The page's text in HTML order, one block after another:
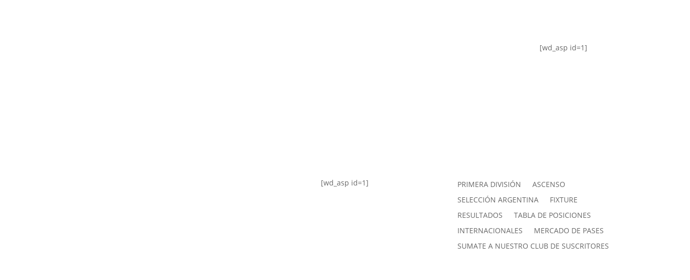
[wd_asp id=1]
[wd_asp id=1] PRIMERA DIVISIÓN
ASCENSO
SELECCIÓN ARGENTINA
FIXTURE
RESULTADOS
TABLA DE POSICIONES
INTERNACIONALES
MERCADO DE PASES
SUMATE A NUESTRO CLUB DE SUSCRITORES